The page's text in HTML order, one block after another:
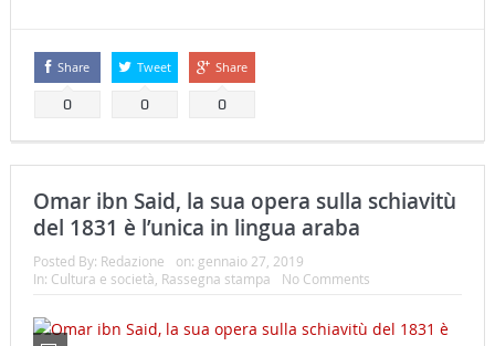
Share
0
Tweet
0
Share
0
Omar ibn Said, la sua opera sulla schiavitù
del 1831 è l’unica in lingua araba
Posted By: Redazione on: gennaio 27, 2019
In: Cultura e società Rassegna stampa No Comments